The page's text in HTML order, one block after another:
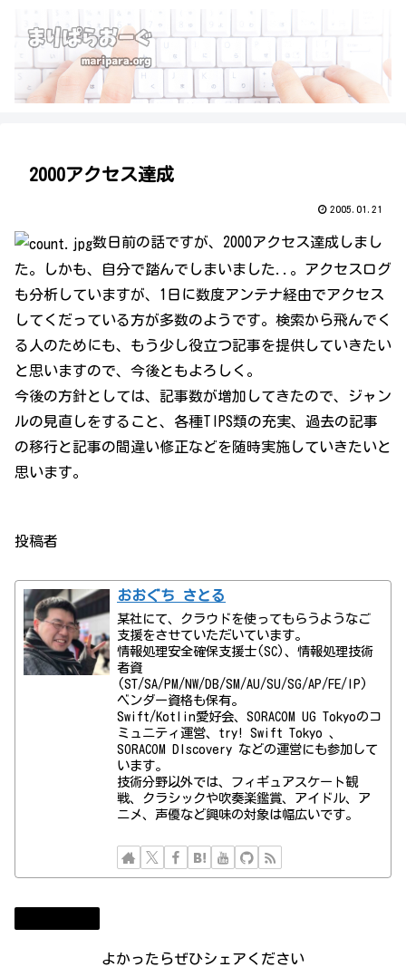
2000アクセス達成
2005.01.21
数日前の話ですが、2000アクセス達成しまし
た。しかも、自分で踏んでしまいました..。アクセスログ
も分析していますが、1日に数度アンテナ経由でアクセス
してくだっている方が多数のようです。検索から飛んでく
る人のためにも、もう少し役立つ記事を提供していきたい
と思いますので、今後ともよろしく。
今後の方針としては、記事数が増加してきたので、ジャン
ルの見直しをすること、各種TIPS類の充実、過去の記事
の移行と記事の間違い修正などを随時実施していきたいと
思います。
投稿者
おおぐち さとる
某社にて、クラウドを使ってもらうようなご
支援をさせていただいています。
情報処理安全確保支援士(SC)、情報処理技術
者資
(ST/SA/PM/NW/DB/SM/AU/SU/SG/AP/FE/IP)
ベンダー資格も保有。
Swift/Kotlin愛好会、SORACOM UG Tokyoのコ
ミュニティ運営、try! Swift Tokyo 、
SORACOM DIscovery などの運営にも参加して
います。
技術分野以外では、フィギュアスケート観
戦、クラシックや吹奏楽鑑賞、アイドル、ア
ニメ、声優など興味の対象は幅広いです。
よかったらぜひシェアください